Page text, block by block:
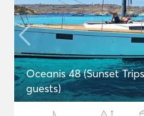
Oceanis 48 (Sunset
guests)